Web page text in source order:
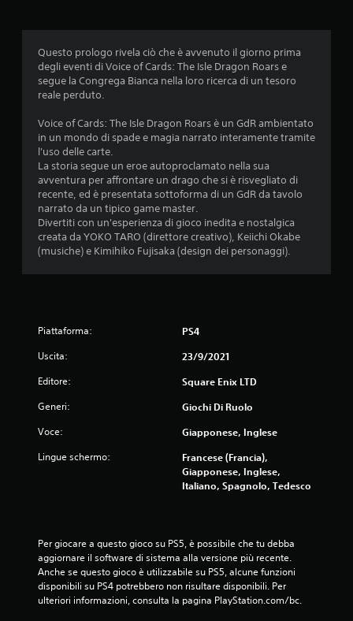
a
z
i
o
i
Questo prologo rivela ciò che è avvenuto il giorno prima
degli eventi di Voice of Cards: The Isle Dragon Roars e
segue la Congrega Bianca nella loro ricerca di un tesoro
reale perduto.
Voice of Cards: The Isle Dragon Roars è un GdR ambientato
in un mondo di spade e magia narrato interamente tramite
l'uso delle carte.
La storia segue un eroe autoproclamato nella sua
avventura per affrontare un drago che si è risvegliato di
recente, ed è presentata sottoforma di un GdR da tavolo
narrato da un tipico game master.
Divertiti con un'esperienza di gioco inedita e nostalgica
creata da YOKO TARO (direttore creativo), Keiichi Okabe
(musiche) e Kimihiko Fujisaka (design dei personaggi).
Piattaforma: PS4
Uscita: 23/9/2021
Editore: Square Enix LTD
Generi: Giochi Di Ruolo
Voce: Giapponese, Inglese
Lingue schermo:
Francese (Francia),
Giapponese, Inglese,
Italiano, Spagnolo, Tedesco
Per giocare a questo gioco su PS5, è possibile che tu debba
aggiornare il software di sistema alla versione più recente.
Anche se questo gioco è utilizzabile su PS5, alcune funzioni
disponibili su PS4 potrebbero non risultare disponibili. Per
ulteriori informazioni, consulta la pagina PlayStation.com/bc.